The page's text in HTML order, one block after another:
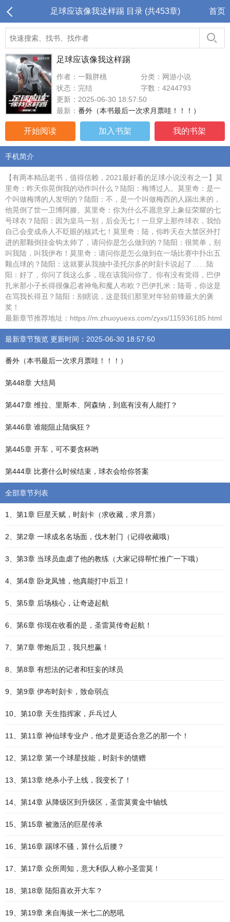
足球应该像我这样踢 目录 (共453章) 首页
足球应该像我这样踢
作者：一颗胖桃
分类：网游小说
状态：完结
字数：4244793
更新：2025-06-30 18:57:50
最新： 番外（本书最后一次求月票哇！！！）
开始阅读 加入书架 我的书架
手机简介
【有两本精品老书，值得信赖，2021最好看的足球小说没有之一】莫
里奇：昨天你晃倒我的动作叫什么？陆阳：梅博过人。莫里奇：是一
个叫做梅博的人发明的？陆阳：不，是一个叫做梅西的人踢出来的，
他晃倒了世一卫博阿滕。莫里奇：你为什么不愿意穿上象征荣耀的七
号球衣？陆阳：因为皇马一别，后会无七！一旦穿上那件球衣，我怕
自己会变成杀人不眨眼的核武七！莫里奇：陆，你昨天在大禁区外打
进的那颗倒挂金钩太帅了，请问你是怎么做到的？陆阳：很简单，别
叫我陆，叫我伊布！莫里奇：请问你是怎么做到在一场比赛中扑出五
颗点球的？陆阳：这就要从我抽中圣托尔多的时刻卡说起了……陆
阳：好了，你问了我这么多，现在该我问你了。你有没有觉得，巴伊
扎米那小子长得很像忍者神龟和魔人布欧？巴伊扎米：陆哥，你这是
在骂我长得丑？陆阳：别瞎说，这是我们那里对年轻前锋最大的褒
奖！
最新章节推荐地址：https://m.zhuoyuexs.com/zyxs/115936185.html
最新章节预览 更新时间：2025-06-30 18:57:50
番外（本书最后一次求月票哇！！！）
第448章 大结局
第447章 维拉、里斯本、阿森纳，到底有没有人能打？
第446章 谁能阻止陆疯狂？
第445章 开车，可不要贪杯哟
第444章 比赛什么时候结束，球衣会给你答案
全部章节列表
1、第1章 巨星天赋，时刻卡（求收藏，求月票）
2、第2章 一球成名名场面，伐木射门（记得收藏哦）
3、第3章 当球员血虐了他的教练（大家记得帮忙推广一下哦）
4、第4章 卧龙凤雏，他真能打中后卫！
5、第5章 后场核心，让奇迹起航
6、第6章 你现在收看的是，圣雷莫传奇起航！
7、第7章 带炮后卫，我只想赢！
8、第8章 有想法的记者和狂妄的球员
9、第9章 伊布时刻卡，致命弱点
10、第10章 天生指挥家，乒乓过人
11、第11章 神仙球专业户，他才是更适合意乙的那一个！
12、第12章 第一个球星技能，时刻卡的馈赠
13、第13章 绝杀小子上线，我变长了！
14、第14章 从降级区到升级区，圣雷莫黄金中轴线
15、第15章 被激活的巨星传承
16、第16章 踢球不骚，算什么后腰？
17、第17章 众所周知，意大利队人称小圣雷莫！
18、第18章 陆阳喜欢开大车？
19、第19章 来自海拔一米七二的怒吼